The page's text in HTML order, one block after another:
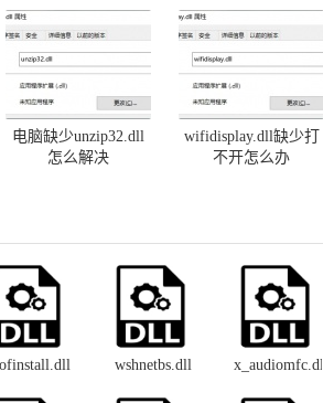
电脑缺少unzip32.dll
怎么解决
wifidisplay.dll缺少打
不开怎么办
wshnetbs.dll x_audiomfc.dll